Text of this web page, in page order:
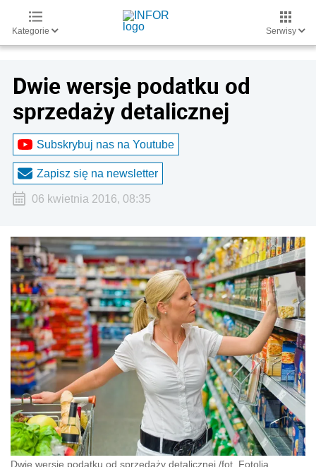
Kategorie Serwisy
Dwie wersje podatku od
sprzedaży detalicznej
Subskrybuj nas na Youtube
Zapisz się na newsletter
06 kwietnia 2016, 08:35
Dwie wersje podatku od sprzedaży detalicznej /fot. Fotolia